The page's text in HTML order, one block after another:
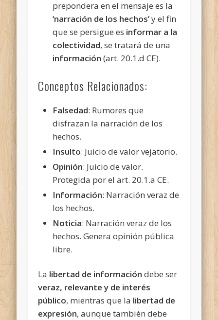
prepondera en el mensaje es la
‘narración de los hechos’y el fin
que se persigue es informar a la
colectividad, se tratará de una
información (art. 20.1.d CE).
Conceptos Relacionados:
Falsedad: Rumores que
disfrazan la narración de los
hechos.
Insulto: Juicio de valor vejatorio.
Opinión: Juicio de valor.
Protegida por el art. 20.1.a CE.
Información: Narración veraz de
los hechos.
Noticia: Narración veraz de los
hechos. Genera opinión pública
libre.
La libertad de información debe ser
veraz, relevante y de interés
público, mientras que la libertad de
expresión, aunque también debe